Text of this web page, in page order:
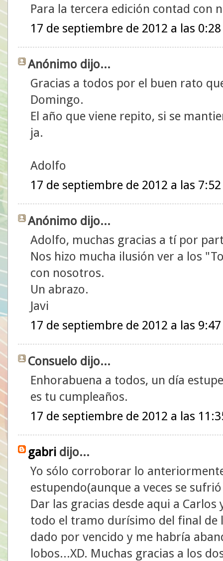
Para la tercera edición contad con
17 de septiembre de 2012 a las 0:28
Anónimo dijo...
Gracias a todos por el buen rato
Domingo.
El año que viene repito, si se
ja.
Adolfo
17 de septiembre de 2012 a las 7:52
Anónimo dijo...
Adolfo, muchas gracias a tí por
Nos hizo mucha ilusión ver a los
con nosotros.
Un abrazo.
Javi
17 de septiembre de 2012 a las 9:47
Consuelo dijo...
Enhorabuena a todos, un día
es tu cumpleaños.
17 de septiembre de 2012 a las
gabri dijo...
Yo sólo corroborar lo
estupendo(aunque a veces se
Dar las gracias desde aqui a
todo el tramo durísimo del final de
dado por vencido y me habría
lobos...XD. Muchas gracias a los